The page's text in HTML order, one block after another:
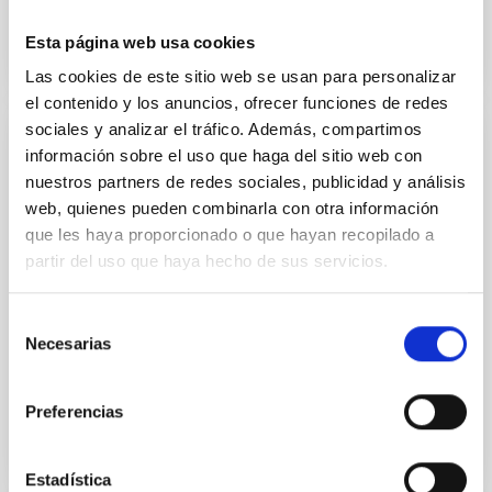
Esta página web usa cookies
Las cookies de este sitio web se usan para personalizar
el contenido y los anuncios, ofrecer funciones de redes
sociales y analizar el tráfico. Además, compartimos
información sobre el uso que haga del sitio web con
nuestros partners de redes sociales, publicidad y análisis
web, quienes pueden combinarla con otra información
que les haya proporcionado o que hayan recopilado a
partir del uso que haya hecho de sus servicios.
Necesarias
Preferencias
Estadística
AGREEMENT
Acuerdo de cooperación en astrofísica,
instalación y operación de dos telescopios
PIRATE y COAST
Facilitar el desarrollo de la cooperación en el campo
especialmente en la instalación y operación de